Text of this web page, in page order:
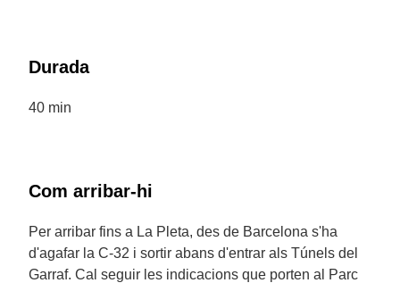
Durada
40 min
Com arribar-hi
Per arribar fins a La Pleta, des de Barcelona s'ha
d'agafar la C-32 i sortir abans d'entrar als Túnels del
Garraf. Cal seguir les indicacions que porten al Parc